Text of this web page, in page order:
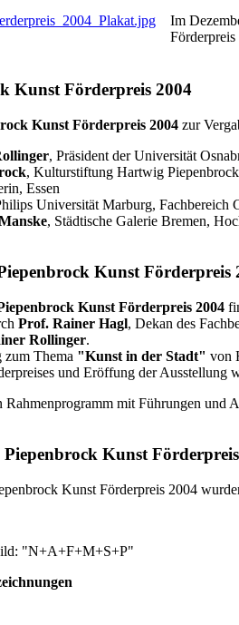
Im
Kunst Förderpreis 2004
Kunst Förderpreis 2004 zur
, Präsident der Universität
, Kulturstiftung Hartwig
Essen
Universität Marburg, Fachbereich
, Städtische Galerie Bremen,
Kunst Förderpreis
Kunst Förderpreis 2004
Prof. Rainer Hagl, Dekan des
Rollinger.
zum Thema "Kunst in der Stadt" von
und Eröffung der Ausstellung
mit Führungen und
Piepenbrock Kunst
Kunst Förderpreis 2004
"N+A+F+M+S+P"